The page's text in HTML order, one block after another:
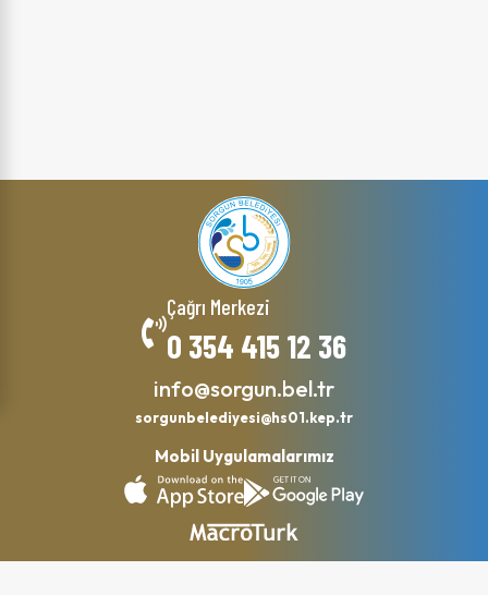
Çağrı Merkezi
0 354 415 12 36
info@sorgun.bel.tr
sorgunbelediyesi@hs01.kep.tr
Mobil Uygulamalarımız